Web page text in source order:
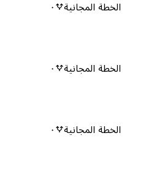
الخطة المجانية ٠
الخطة المجانية ٠
الخطة المجانية ٠